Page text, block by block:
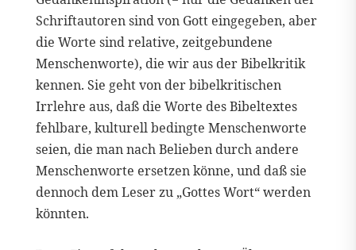
Schriftautoren sind von Gott eingegeben, aber
die Worte sind relative, zeitgebundene
Menschenworte), die wir aus der Bibelkritik
kennen. Sie geht von der bibelkritischen
Irrlehre aus, daß die Worte des Bibeltextes
fehlbare, kulturell bedingte Menschenworte
seien, die man nach Belieben durch andere
Menschenworte ersetzen könne, und daß sie
dennoch dem Leser zu „Gottes Wort“ werden
könnten.